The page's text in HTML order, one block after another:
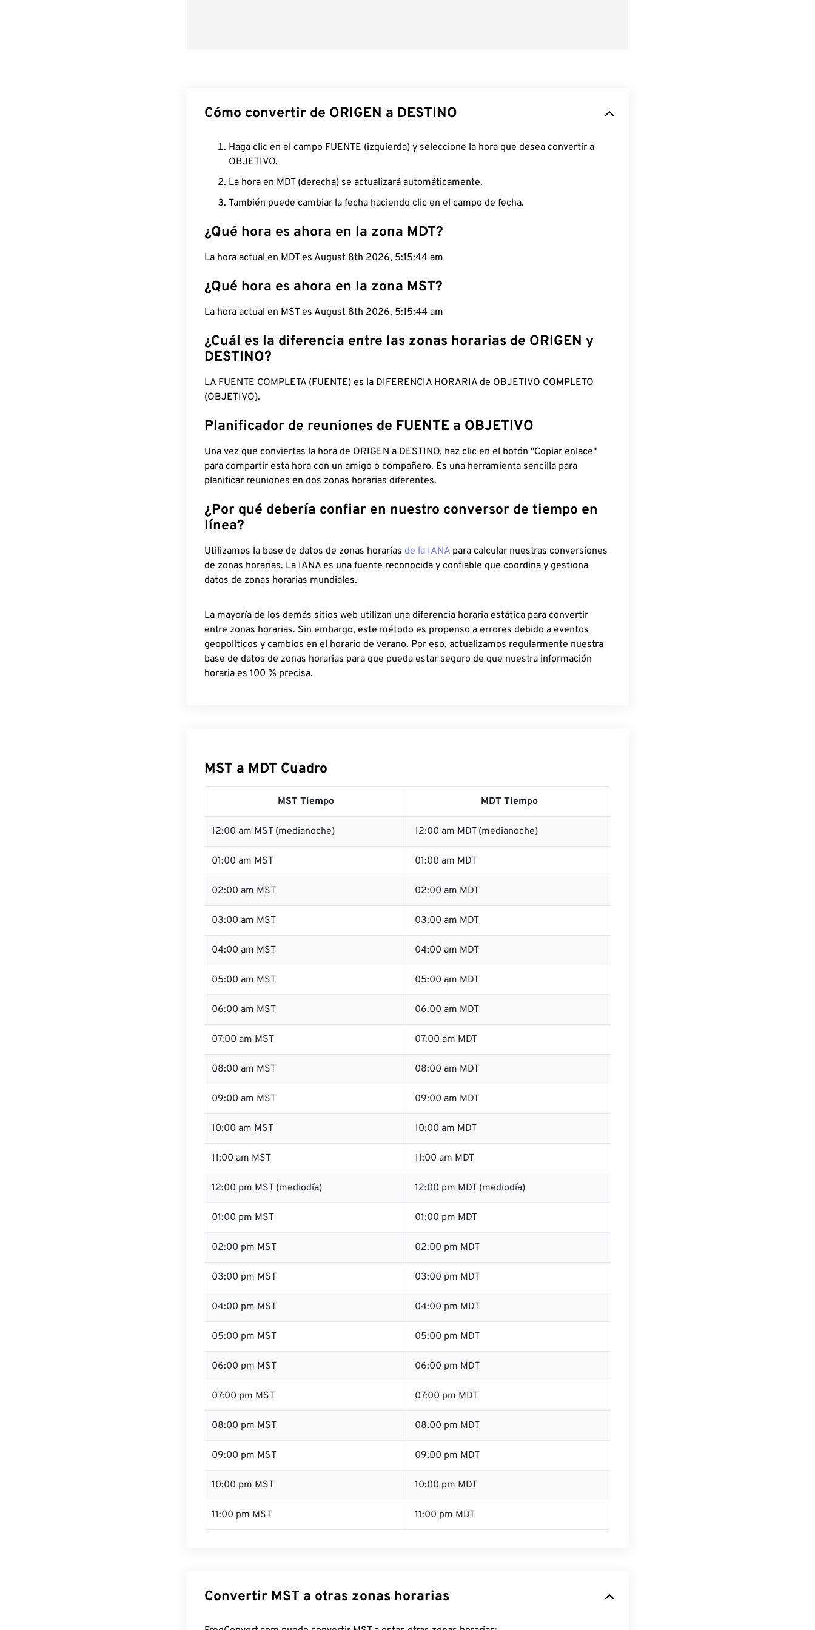
Cómo convertir de ORIGEN a DESTINO
Haga clic en el campo FUENTE (izquierda) y seleccione la hora que desea convertir a
OBJETIVO.
La hora en MDT (derecha) se actualizará automáticamente.
También puede cambiar la fecha haciendo clic en el campo de fecha.
¿Qué hora es ahora en la zona MDT?
La hora actual en MDT es August 8th 2026, 5:15:45 am
¿Qué hora es ahora en la zona MST?
La hora actual en MST es August 8th 2026, 5:15:45 am
¿Cuál es la diferencia entre las zonas horarias de ORIGEN y
DESTINO?
LA FUENTE COMPLETA (FUENTE) es la DIFERENCIA HORARIA de OBJETIVO COMPLETO
(OBJETIVO).
Planificador de reuniones de FUENTE a OBJETIVO
Una vez que conviertas la hora de ORIGEN a DESTINO, haz clic en el botón "Copiar enlace"
para compartir esta hora con un amigo o compañero. Es una herramienta sencilla para
planificar reuniones en dos zonas horarias diferentes.
¿Por qué debería confiar en nuestro conversor de tiempo en
línea?
Utilizamos la base de datos de zonas horarias de la IANA para calcular nuestras conversiones
de zonas horarias. La IANA es una fuente reconocida y confiable que coordina y gestiona
datos de zonas horarias mundiales.
La mayoría de los demás sitios web utilizan una diferencia horaria estática para convertir
entre zonas horarias. Sin embargo, este método es propenso a errores debido a eventos
geopolíticos y cambios en el horario de verano. Por eso, actualizamos regularmente nuestra
base de datos de zonas horarias para que pueda estar seguro de que nuestra información
horaria es 100 % precisa.
MST a MDT Cuadro
MST Tiempo MDT Tiempo
12:00 am MST (medianoche) 12:00 am MDT (medianoche)
01:00 am MST 01:00 am MDT
02:00 am MST 02:00 am MDT
03:00 am MST 03:00 am MDT
04:00 am MST 04:00 am MDT
05:00 am MST 05:00 am MDT
06:00 am MST 06:00 am MDT
07:00 am MST 07:00 am MDT
08:00 am MST 08:00 am MDT
09:00 am MST 09:00 am MDT
10:00 am MST 10:00 am MDT
11:00 am MST 11:00 am MDT
12:00 pm MST (mediodía) 12:00 pm MDT (mediodía)
01:00 pm MST 01:00 pm MDT
02:00 pm MST 02:00 pm MDT
03:00 pm MST 03:00 pm MDT
04:00 pm MST 04:00 pm MDT
05:00 pm MST 05:00 pm MDT
06:00 pm MST 06:00 pm MDT
07:00 pm MST 07:00 pm MDT
08:00 pm MST 08:00 pm MDT
09:00 pm MST 09:00 pm MDT
10:00 pm MST 10:00 pm MDT
11:00 pm MST 11:00 pm MDT
Convertir MST a otras zonas horarias